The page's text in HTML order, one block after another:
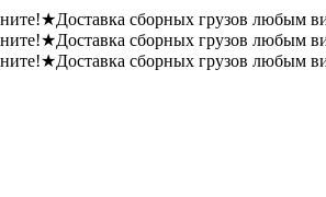
★Доставка сборных грузов любым
★Доставка сборных грузов любым
★Доставка сборных грузов любым